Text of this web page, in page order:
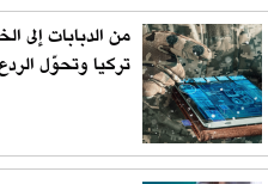
من الدبابات إلى
تركيا وتحوّل